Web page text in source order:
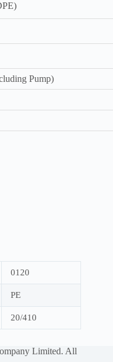
Pump)
0120
PE
20/410
Limited. All